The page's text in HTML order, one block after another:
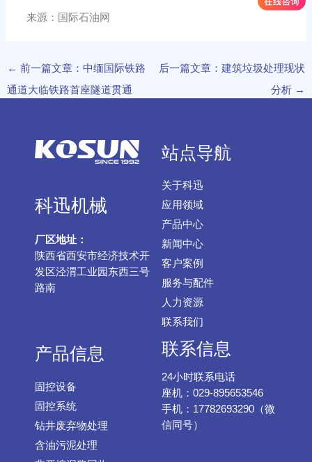
来源：国际石油网
← 前一篇文章：中缅国际铁路
通道大临铁路首座隧道贯通
后一篇文章：建筑垃圾处理现状
分析 →
科迅机械
厂区地址：
陕西省西安市经济技术开
发区泾渭工业园东西三号
路南
站点导航
关于科迅
应用领域
产品中心
新闻中心
客户案例
服务与配件
人力资源
联系我们
产品信息
固控设备
固控系统
钻井废弃物处理
含油污泥处理
联系信息
24小时联系电话
座机：029-895653546
手机：17782693290（微
信同号）